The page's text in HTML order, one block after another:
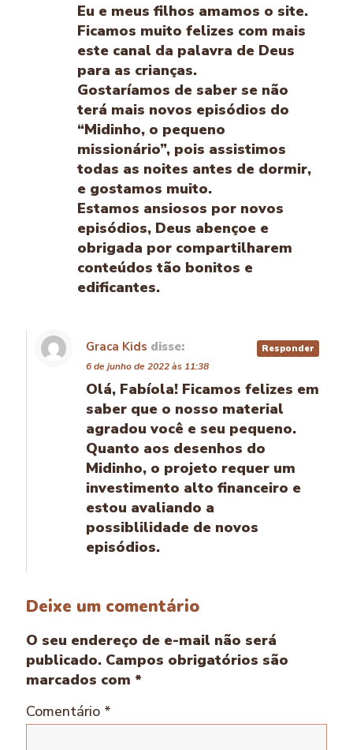
Eu e meus filhos amamos o site.
Ficamos muito felizes com mais
este canal da palavra de Deus
para as crianças.
Gostaríamos de saber se não
terá mais novos episódios do
“Midinho, o pequeno
missionário”, pois assistimos
todas as noites antes de dormir,
e gostamos muito.
Estamos ansiosos por novos
episódios, Deus abençoe e
obrigada por compartilharem
conteúdos tão bonitos e
edificantes.
Graca Kids disse:
6 de junho de 2022 às 11:38
Olá, Fabíola! Ficamos felizes em
saber que o nosso material
agradou você e seu pequeno.
Quanto aos desenhos do
Midinho, o projeto requer um
investimento alto financeiro e
estou avaliando a
possiblilidade de novos
episódios.
Responder
Deixe um comentário
O seu endereço de e-mail não será
publicado. Campos obrigatórios são
marcados com *
Comentário *